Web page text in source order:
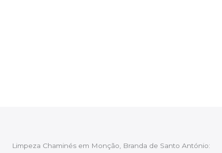
Limpeza Chaminés em Monção, Branda de Santo António: